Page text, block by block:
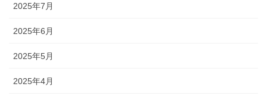
2025年7月
2025年6月
2025年5月
2025年4月